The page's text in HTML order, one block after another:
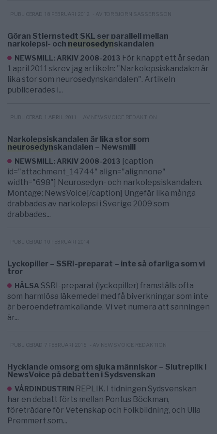
PUBLICERAD 18 FEBRUARI 2012 - AV TORBJÖRN SASSERSSON
Göran Stiernstedt SKL ser parallell mellan
narkolepsi- och neurosedynskandalen
NEWSMILL: ARKIV 2008-2013 För knappt ett år sedan
1 april 2011 skrev jag artikeln: "Narkolepsiskandalen är
lika stor som neurosedynskandalen". Artikeln
publicerades i...
PUBLICERAD 1 APRIL 2011 - AV NEWSVOICE REDAKTION
Narkolepsiskandalen är lika stor som
neurosedynskandalen – Newsmill
NEWSMILL: ARKIV 2008-2013 [caption
id="attachment_14744" align="alignnone"
width="698"] Neurosedyn- och narkolepsiskandalen.
Montage: NewsVoice[/caption] Ungefär lika många
drabbades av narkolepsi i Sverige 2009 som
drabbades...
PUBLICERAD 10 FEBRUARI 2014
Lyckopiller – SSRI-preparat – inte så ofarliga som vi
tror
HÄLSA SSRI-preparat (lyckopiller) framställs ofta
som harmlösa läkemedel med få biverkningar som inte
är beroendeframkallande. Vi vet numera att sanningen
är...
PUBLICERAD 7 FEBRUARI 2015 - AV NEWSVOICE REDAKTION
Hycklande omsorg om sjuka människor – Slutreplik i
NewsVoice på debatten i Sydsvenskan
VÅRDINDUSTRIN REPLIK. I tidningen Sydsvenskan
har en debatt förts mellan Pontus Böckman,
företrädare för Vetenskap och Folkbildning, och Ulla
Premmert som...